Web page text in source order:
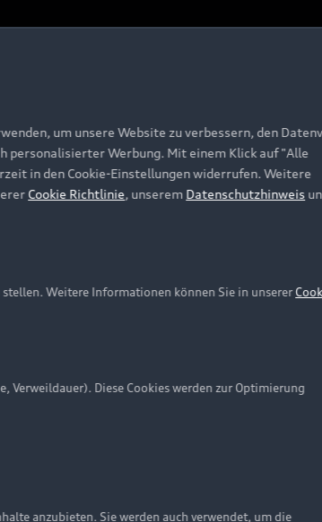
Richtlinie Barrierefreiheit Digital Services Act
Webseite kann abweichen.
um unsere Website zu verbessern, den
personalisierter Werbung. Mit einem Klick auf "Alle
in den Cookie-Einstellungen widerrufen. Weitere
Cookie Richtlinie, unserem Datenschutzhinweis
Weitere Informationen können Sie in unserer
Verweildauer). Diese Cookies werden zur Optimierung
anzubieten. Sie werden auch verwendet, um die